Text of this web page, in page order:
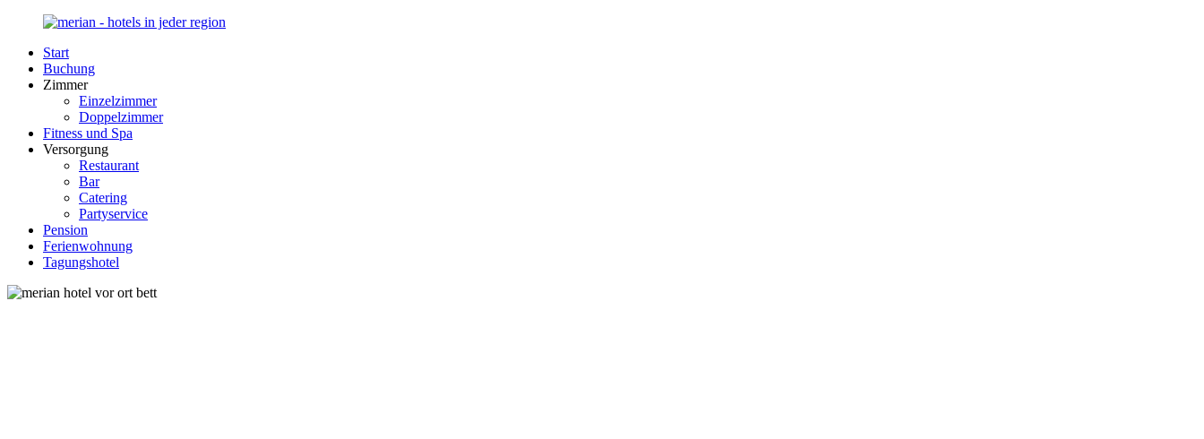
Zurück
Inhalt
Merian-
Hotel.de
Portal
Unterkunft
Deutschland
Start
Buchung
Zimmer
Einzelzimmer
Doppelzimmer
Fitness und Spa
Versorgung
Restaurant
Bar
Catering
Partyservice
Pension
Ferienwohnung
Tagungshotel